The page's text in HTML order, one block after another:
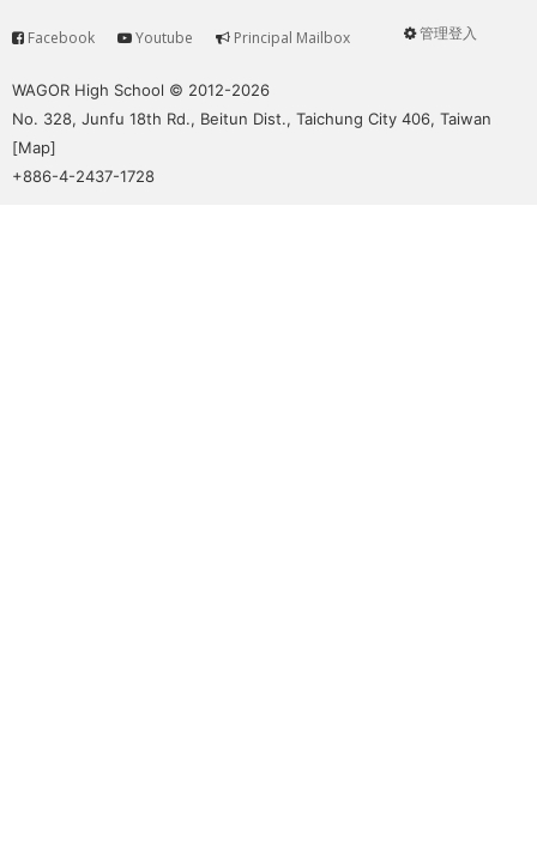
User
管理登入
Service
Facebook Youtube Principal Mailbox
WAGOR High School © 2012-2026
No. 328, Junfu 18th Rd., Beitun Dist., Taichung City 406, Taiwan
[Map]
+886-4-2437-1728